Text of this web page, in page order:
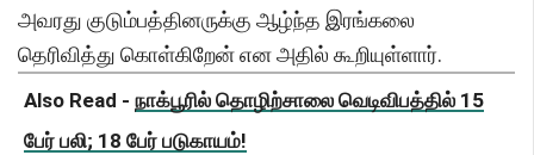
அவரது குடும்பத்தினருக்கு ஆழ்ந்த இரங்கலை
தெரிவித்து கொள்கிறேன் என அதில் கூறியுள்ளார்.
Also Read - நாக்பூரில் தொழிற்சாலை வெடிவிபத்தில் 15
பேர் பலி; 18 பேர் படுகாயம்!